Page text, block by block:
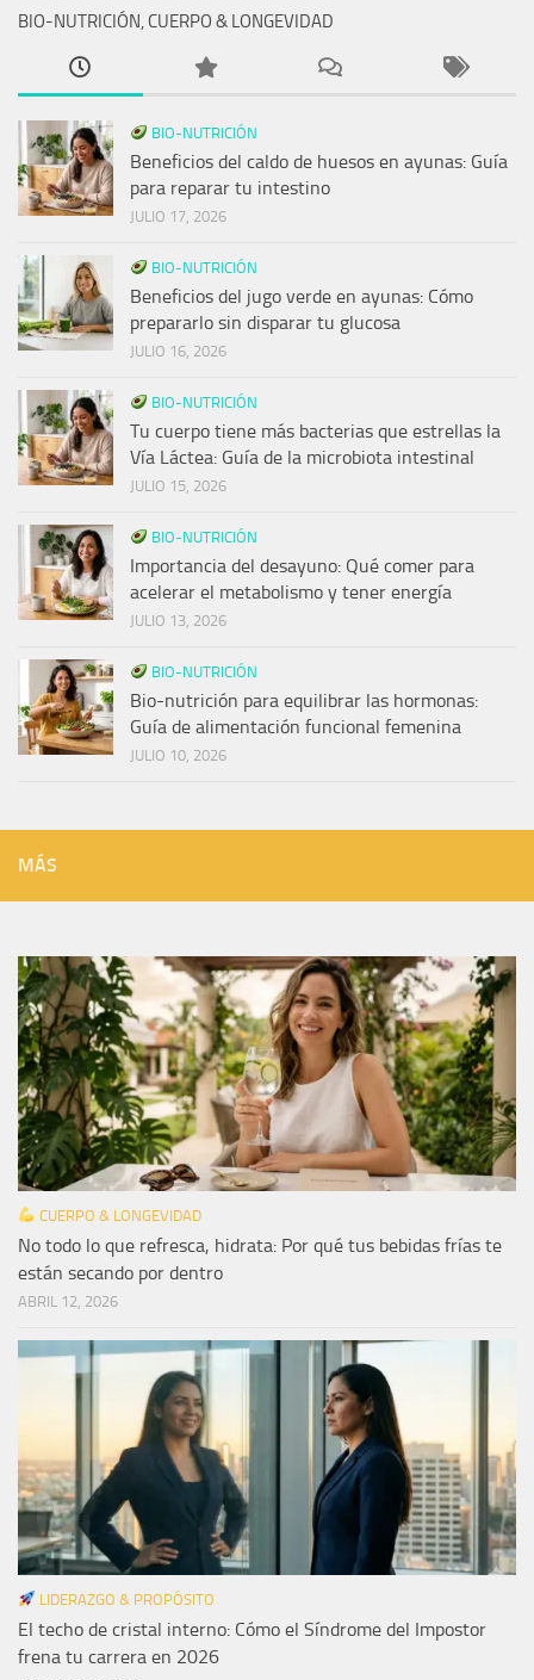
BIO-NUTRICIÓN, CUERPO & LONGEVIDAD
BIO-NUTRICIÓN
Beneficios del caldo de huesos en ayunas: Guía
para reparar tu intestino
JULIO 17, 2026
BIO-NUTRICIÓN
Beneficios del jugo verde en ayunas: Cómo
prepararlo sin disparar tu glucosa
JULIO 16, 2026
BIO-NUTRICIÓN
Tu cuerpo tiene más bacterias que estrellas la
Vía Láctea: Guía de la microbiota intestinal
JULIO 15, 2026
BIO-NUTRICIÓN
Importancia del desayuno: Qué comer para
acelerar el metabolismo y tener energía
JULIO 13, 2026
BIO-NUTRICIÓN
Bio-nutrición para equilibrar las hormonas:
Guía de alimentación funcional femenina
JULIO 10, 2026
MÁS
CUERPO & LONGEVIDAD
No todo lo que refresca, hidrata: Por qué tus bebidas frías te
están secando por dentro
ABRIL 12, 2026
LIDERAZGO & PROPÓSITO
El techo de cristal interno: Cómo el Síndrome del Impostor
frena tu carrera en 2026